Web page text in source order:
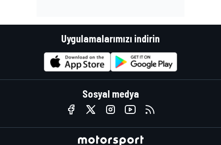
Uygulamalarımızı indirin
Sosyal medya